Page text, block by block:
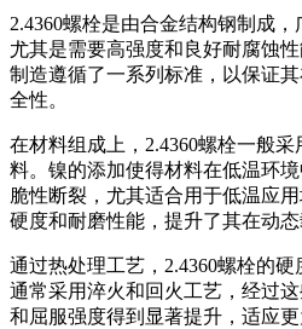
2.4360螺栓是由合金结构钢制成，
尤其是需要高强度和良好耐腐蚀
制造遵循了一系列标准，以保证
全性。
在材料组成上，2.4360螺栓一般
料。镍的添加使得材料在低温环
脆性断裂，尤其适合用于低温应
硬度和耐磨性能，提升了其在动态
通过热处理工艺，2.4360螺栓的硬
通常采用淬火和回火工艺，经过
和屈服强度得到显著提升，适应